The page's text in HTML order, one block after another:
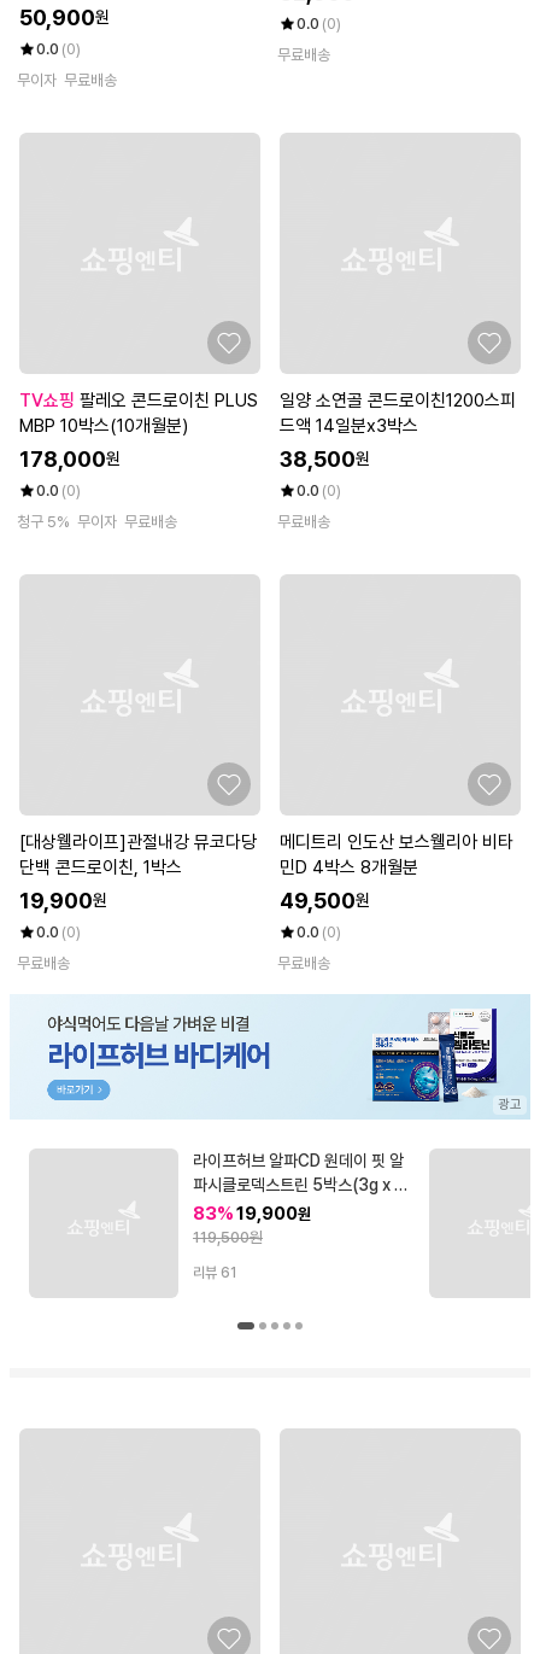
50,900원
0.0 (0)
무이자 무료배송
0.0 (0)
무료배송
TV쇼핑
MBP 10박스(10개월분)
178,000원
0.0 (0)
청구 5% 무이자 무료배송
일양 소연골 콘드로이친1200스피
드액 14일분x3박스
38,500원
0.0 (0)
무료배송
[대상웰라이프]관절내강 뮤코다당
단백 콘드로이친, 1박스
19,900원
0.0 (0)
무료배송
메디트리 인도산 보스웰리아 비타
민D 4박스 8개월분
49,500원
0.0 (0)
무료배송
라이프허브 알파CD 원데이 핏 알
파시클로덱스트린 5박스(3g x 7
0포)
83%19,900원
119,500원
리뷰 61